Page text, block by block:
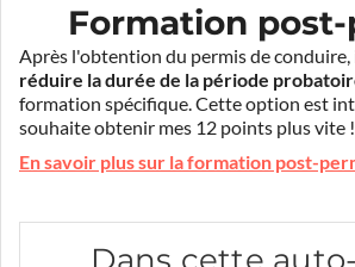
Formation
Après l'obtention du permis de conduire,
réduire la durée de la période
formation spécifique. Cette option est
souhaite obtenir mes 12 points plus vite !
En savoir plus sur la formation post-